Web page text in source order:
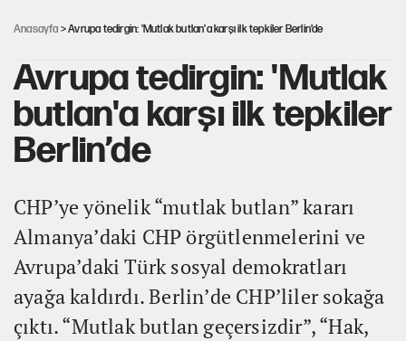
Anasayfa > Avrupa tedirgin: 'Mutlak butlan'a karşı ilk tepkiler Berlin’de
Avrupa tedirgin: 'Mutlak
butlan'a karşı ilk tepkiler
Berlin’de
CHP’ye yönelik “mutlak butlan” kararı
Almanya’daki CHP örgütlenmelerini ve
Avrupa’daki Türk sosyal demokratları
ayağa kaldırdı. Berlin’de CHP’liler sokağa
çıktı. “Mutlak butlan geçersizdir”, “Hak,